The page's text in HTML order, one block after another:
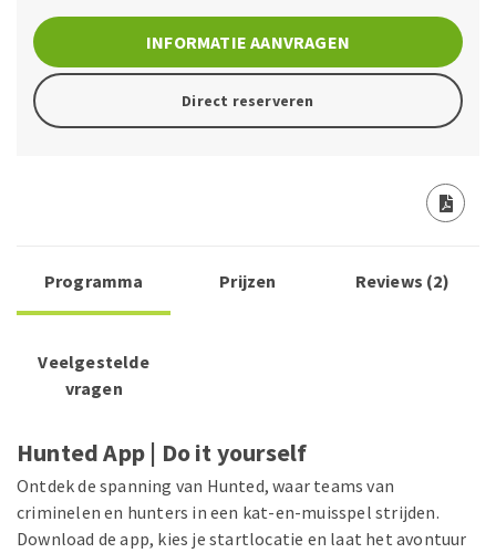
INFORMATIE AANVRAGEN
Direct reserveren
Programma Prijzen Reviews (2)
Veelgestelde
vragen
Hunted App | Do it yourself
Ontdek de spanning van Hunted, waar teams van
criminelen en hunters in een kat-en-muisspel strijden.
Download de app, kies je startlocatie en laat het avontuur